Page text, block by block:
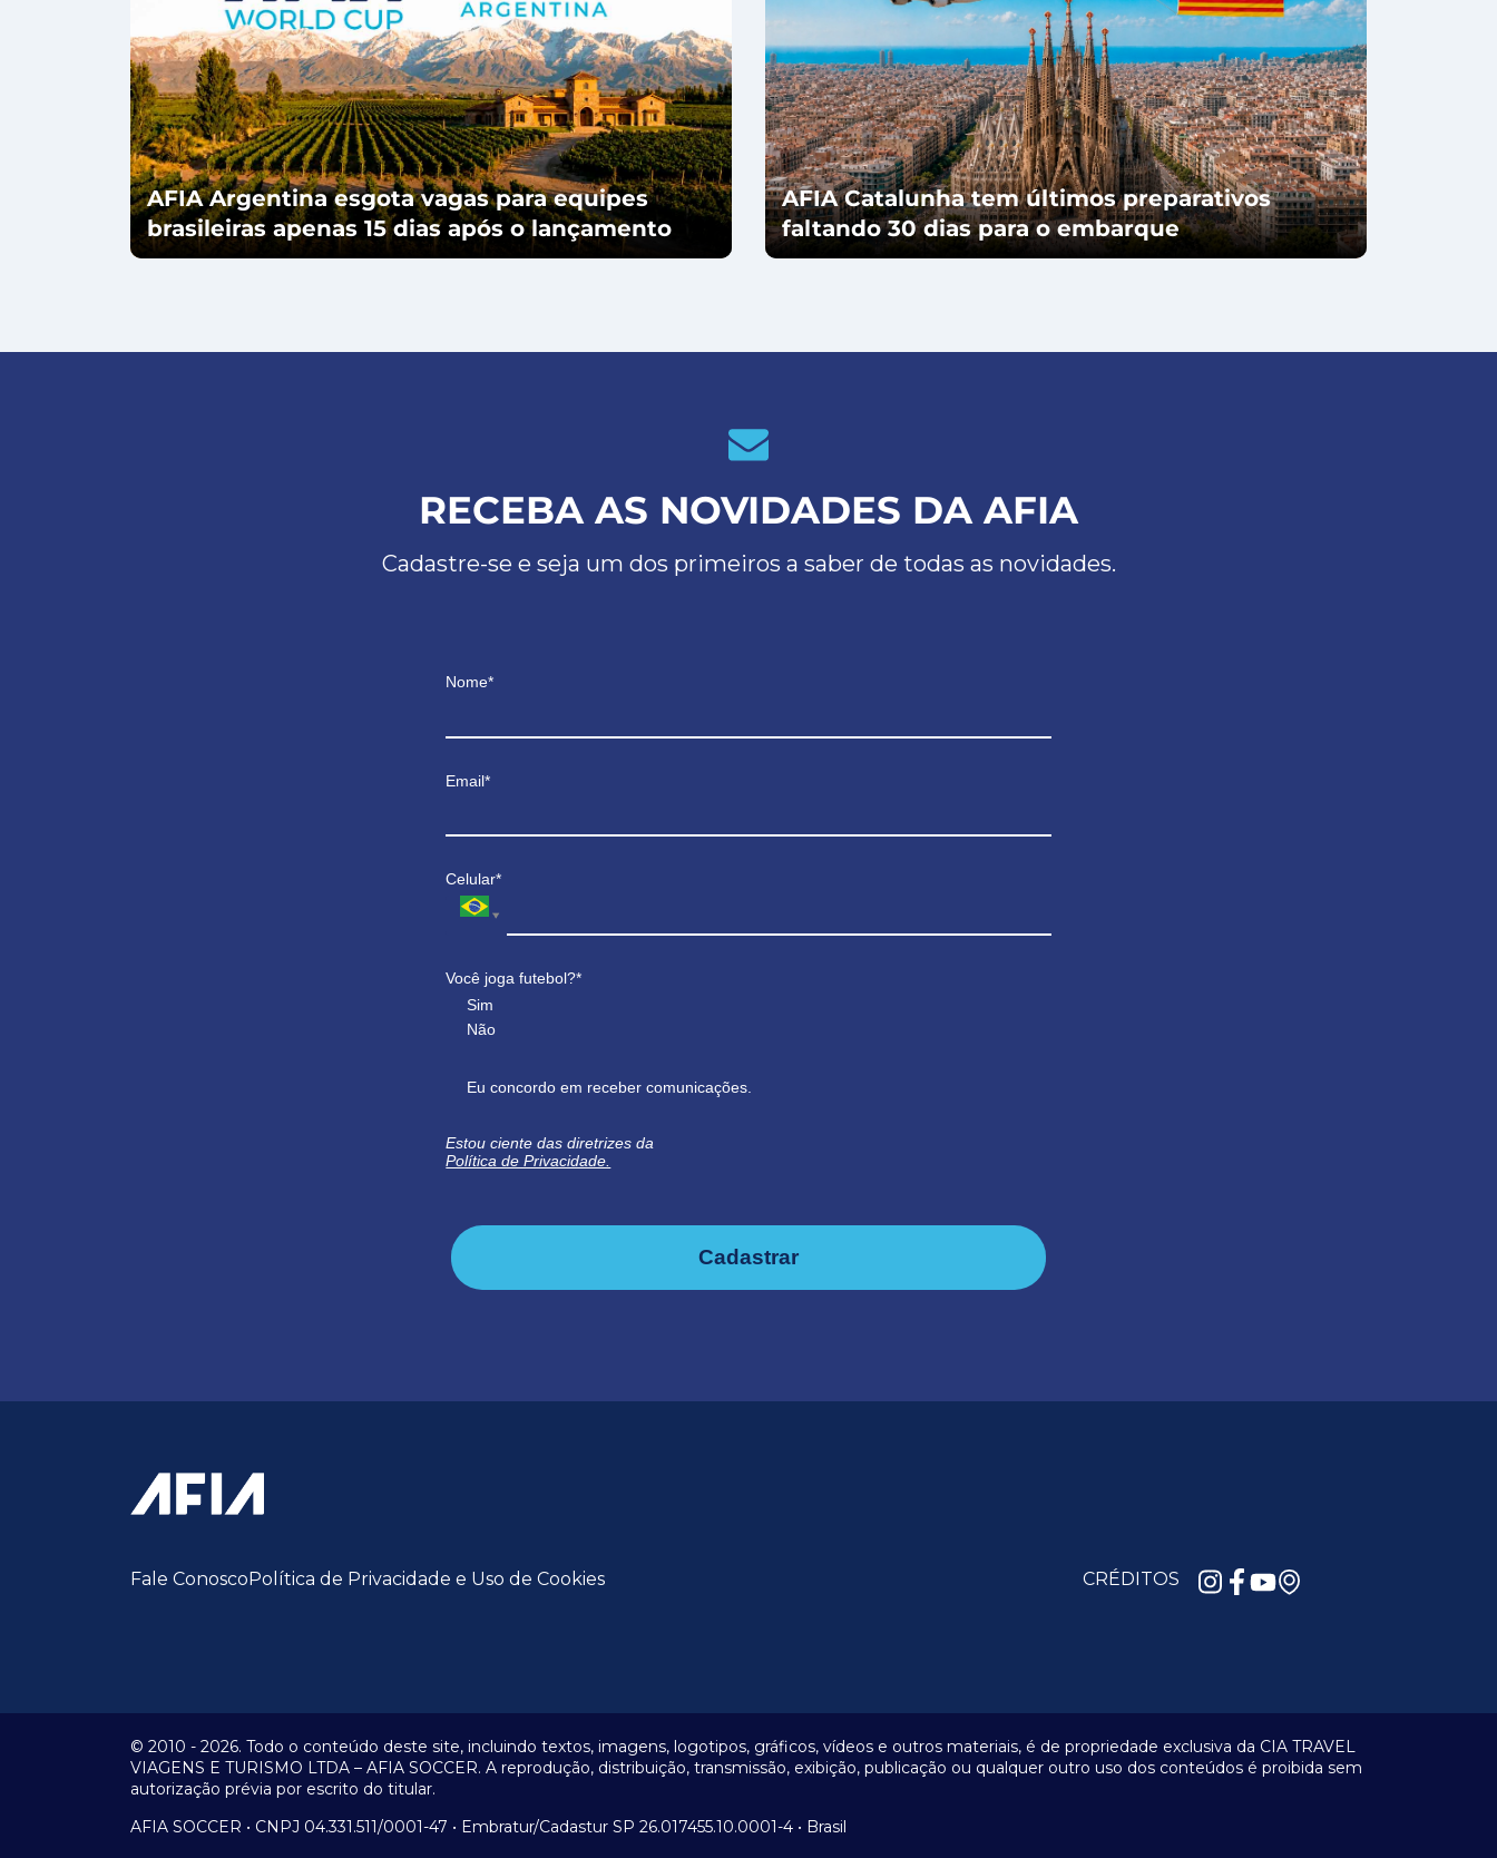
AFIA Argentina esgota vagas para equipes
brasileiras apenas 15 dias após o lançamento
AFIA Catalunha tem últimos preparativos
faltando 30 dias para o embarque
RECEBA AS NOVIDADES DA AFIA
Cadastre-se e seja um dos primeiros a saber de todas as novidades.
Nome*
Email*
Celular*
Você joga futebol?*
Sim
Não
Eu concordo em receber comunicações.
Estou ciente das diretrizes da
Política de Privacidade.
Cadastrar
Fale Conosco Política de Privacidade e Uso de Cookies CRÉDITOS
© 2010 - 2026. Todo o conteúdo deste site, incluindo textos, imagens, logotipos, gráficos, vídeos e outros materiais, é de propriedade exclusiva da CIA TRAVEL
VIAGENS E TURISMO LTDA – AFIA SOCCER. A reprodução, distribuição, transmissão, exibição, publicação ou qualquer outro uso dos conteúdos é proibida sem
autorização prévia por escrito do titular.
AFIA SOCCER • CNPJ 04.331.511/0001-47 • Embratur/Cadastur SP 26.017455.10.0001-4 • Brasil